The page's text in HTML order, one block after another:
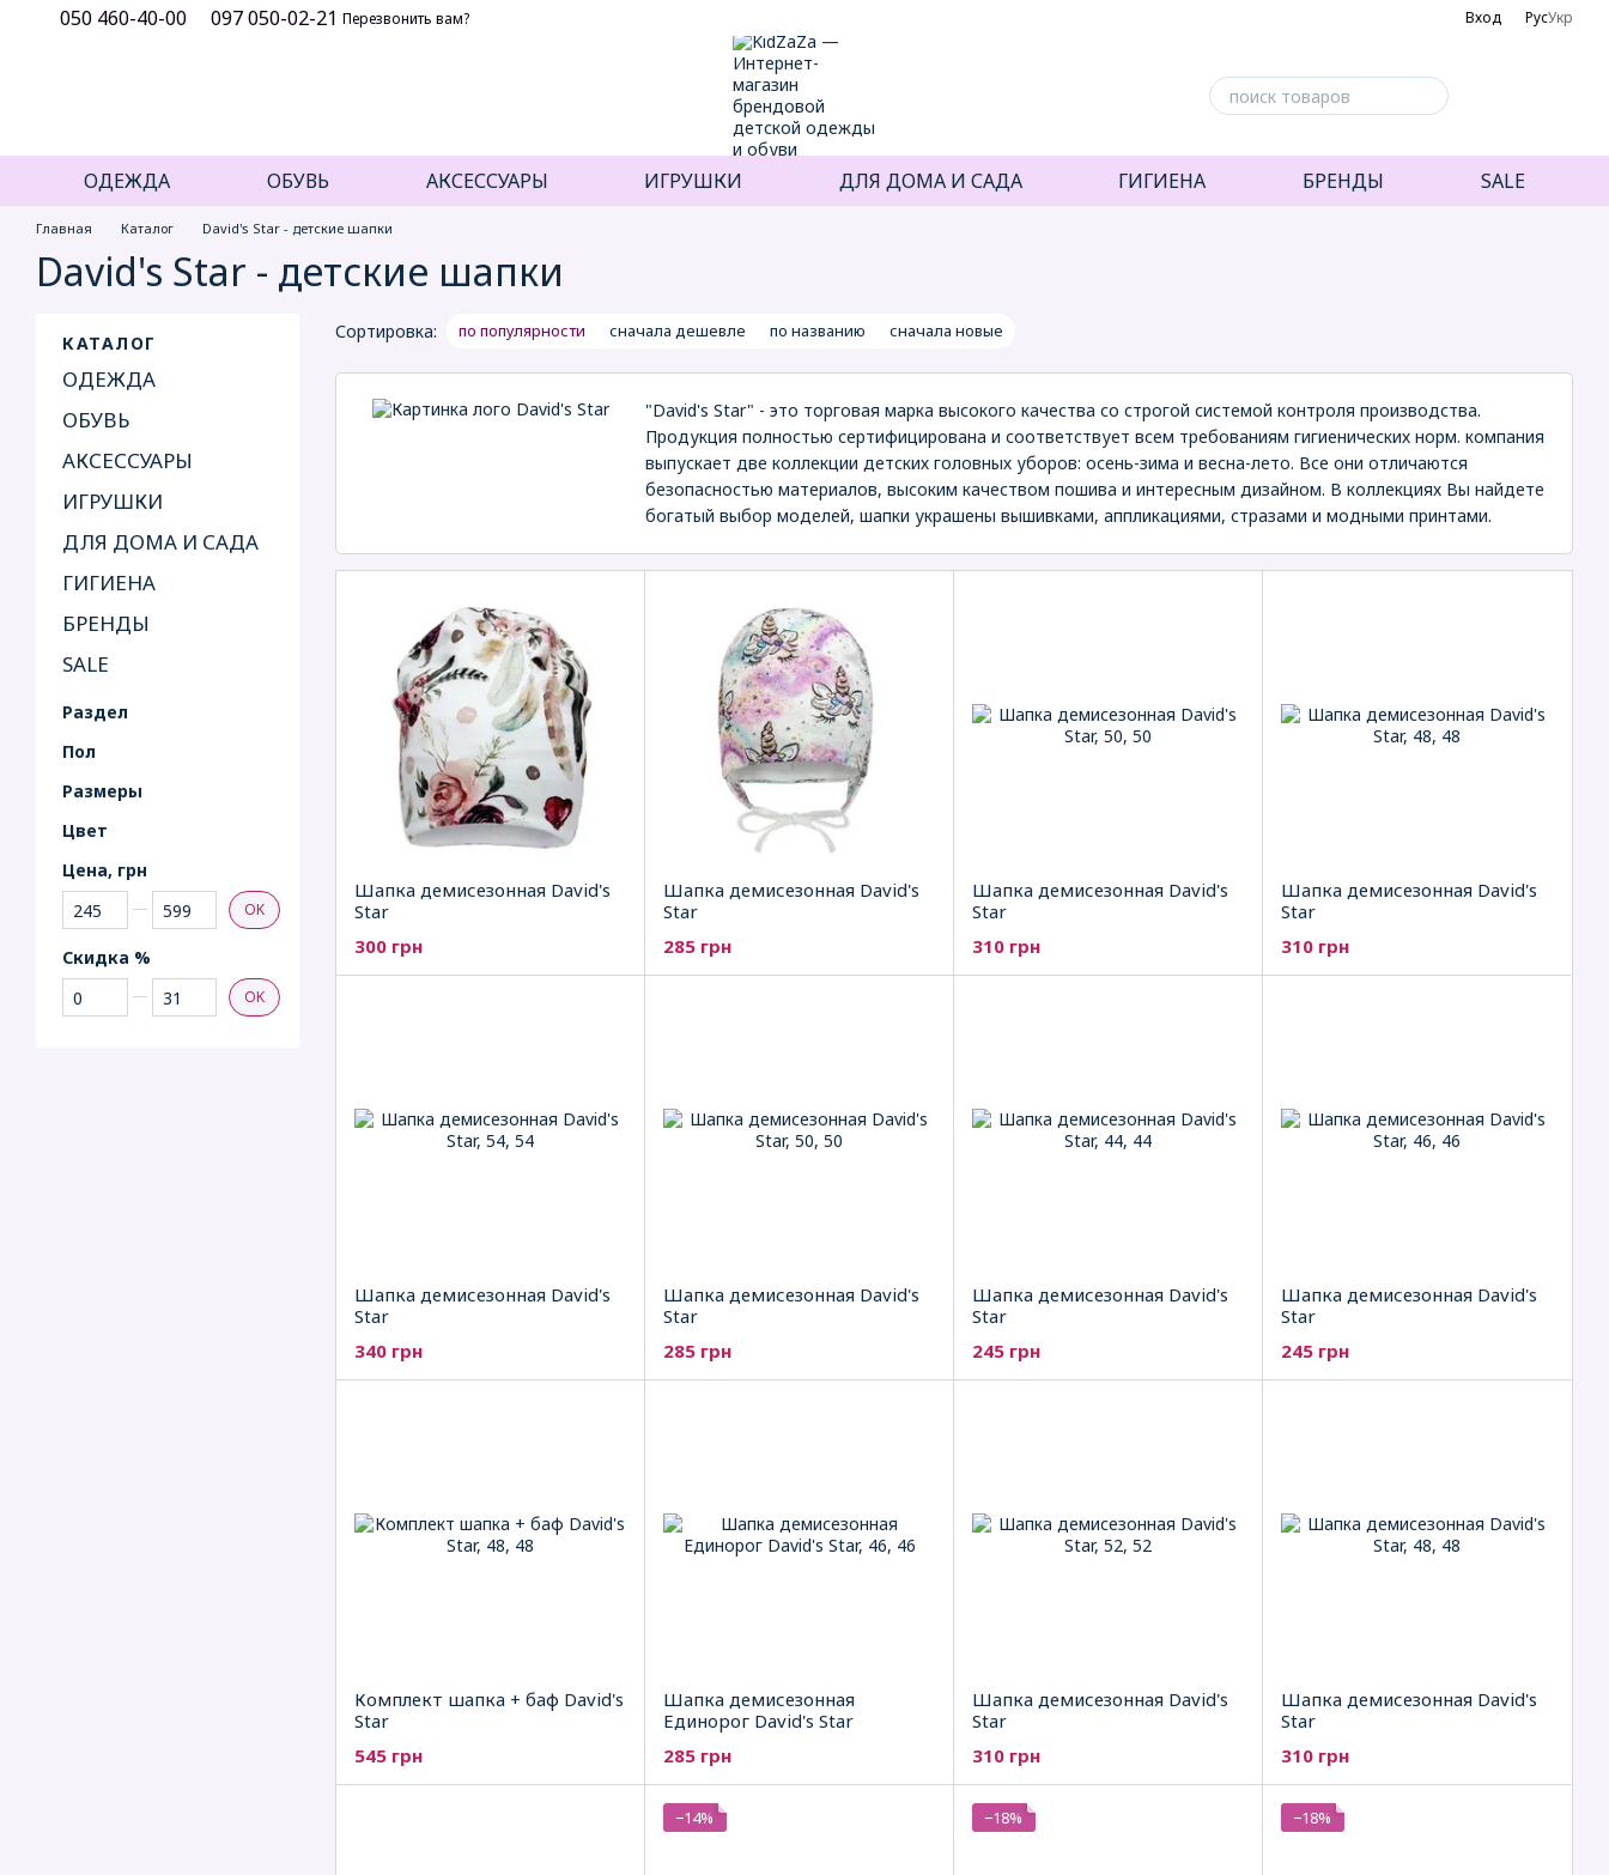
Перейти к основному контенту
050 460-40-00 097 050-02-21 Перезвонить вам? Вход РусУкр
ОДЕЖДА ОБУВЬ АКСЕССУАРЫ ИГРУШКИ ДЛЯ ДОМА И САДА ГИГИЕНА БРЕНДЫ SALE
Главная Каталог David's Star - детские шапки
David's Star - детские шапки
Сортировка: по популярности сначала дешевле по названию сначала новые
"David's Star" - это торговая марка высокого качества со строгой системой контроля производства.
Продукция полностью сертифицирована и соответствует всем требованиям гигиенических норм. компания
выпускает две коллекции детских головных уборов: осень-зима и весна-лето. Все они отличаются
безопасностью материалов, высоким качеством пошива и интересным дизайном. В коллекциях Вы найдете
богатый выбор моделей, шапки украшены вышивками, аппликациями, стразами и модными принтами.
Шапка демисезонная David's
Star
300 грн
Шапка демисезонная David's
Star
285 грн
Шапка демисезонная David's
Star
310 грн
Шапка демисезонная David's
Star
310 грн
Шапка демисезонная David's
Star
340 грн
Шапка демисезонная David's
Star
285 грн
Шапка демисезонная David's
Star
245 грн
Шапка демисезонная David's
Star
245 грн
Комплект шапка + баф David's
Star
545 грн
Шапка демисезонная
Единорог David's Star
285 грн
Шапка демисезонная David's
Star
310 грн
Шапка демисезонная David's
Star
310 грн
−14% −18% −18%
КАТАЛОГ
ОДЕЖДА
ОБУВЬ
АКСЕССУАРЫ
ИГРУШКИ
ДЛЯ ДОМА И САДА
ГИГИЕНА
БРЕНДЫ
SALE
Раздел
Пол
Рaзмеры
Цвет
Цена, грн
От Цена, грн
До Цена, грн OK
Скидка %
От Скидка %
До Скидка % OK